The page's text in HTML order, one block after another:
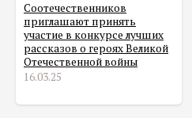
Соотечественников
приглашают принять
участие в конкурсе лучших
рассказов о героях Великой
Отечественной войны
16.03.25